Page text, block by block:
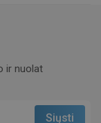
ir nuolat